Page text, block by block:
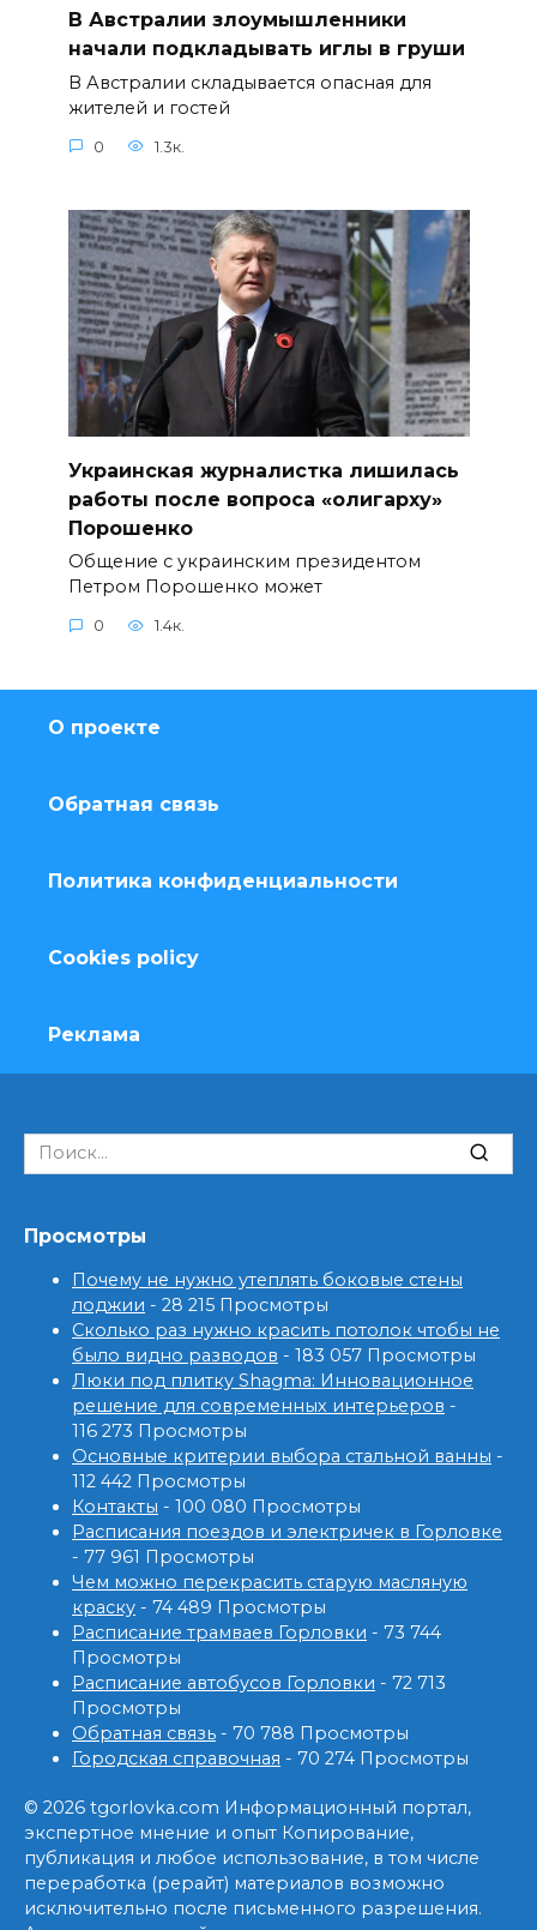
В Австралии злоумышленники
начали подкладывать иглы в груши
В Австралии складывается опасная для
жителей и гостей
0 1.3к.
Украинская журналистка лишилась
работы после вопроса «олигарху»
Порошенко
Общение с украинским президентом
Петром Порошенко может
0 1.4к.
О проекте
Обратная связь
Политика конфиденциальности
Cookies policy
Реклама
Search
for:
Просмотры
Почему не нужно утеплять боковые стены
лоджии - 28 215 Просмотры
Сколько раз нужно красить потолок чтобы не
было видно разводов - 183 057 Просмотры
Люки под плитку Shagma: Инновационное
решение для современных интерьеров -
116 273 Просмотры
Основные критерии выбора стальной ванны -
112 442 Просмотры
Контакты - 100 080 Просмотры
Расписания поездов и электричек в Горловке
- 77 961 Просмотры
Чем можно перекрасить старую масляную
краску - 74 489 Просмотры
Расписание трамваев Горловки - 73 744
Просмотры
Расписание автобусов Горловки - 72 713
Просмотры
Обратная связь - 70 788 Просмотры
Городская справочная - 70 274 Просмотры
© 2026 tgorlovka.com Информационный портал,
экспертное мнение и опыт Копирование,
публикация и любое использование, в том числе
переработка (рерайт) материалов возможно
исключительно после письменного разрешения.